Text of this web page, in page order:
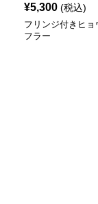
¥5,300 (税込)
フリンジ付きヒョ
フラー